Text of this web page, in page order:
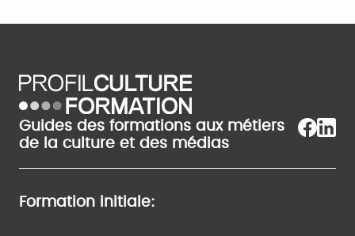
Guides des formations aux métiers
de la culture et des médias
Formation initiale: